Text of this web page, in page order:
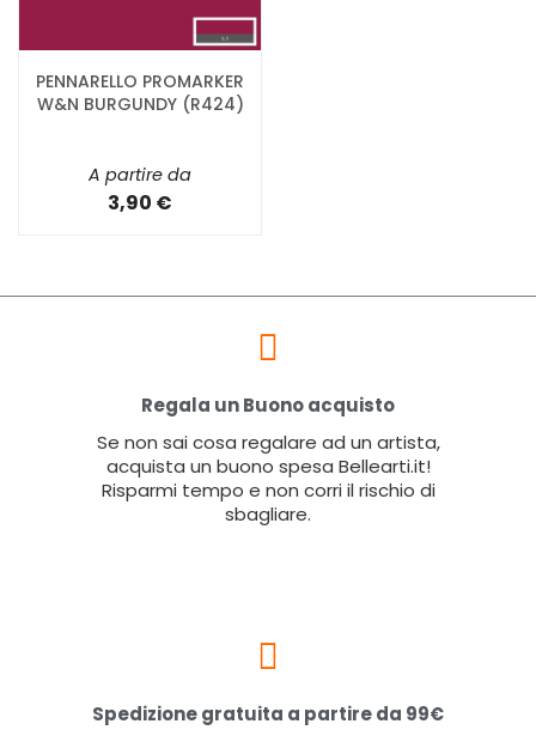
PENNARELLO PROMARKER
W&N BURGUNDY (R424)
A partire da
3,90 €
Regala un Buono acquisto
Se non sai cosa regalare ad un artista,
acquista un buono spesa Bellearti.it!
Risparmi tempo e non corri il rischio di
sbagliare.
Spedizione gratuita a partire da 99€